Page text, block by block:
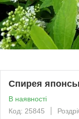
Спирея
В наявності
Код: 25845